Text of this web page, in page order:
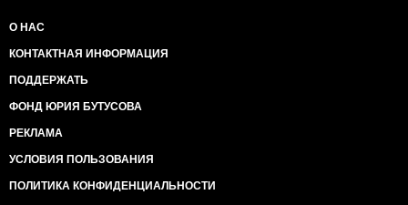
О НАС
КОНТАКТНАЯ ИНФОРМАЦИЯ
ПОДДЕРЖАТЬ
ФОНД ЮРИЯ БУТУСОВА
РЕКЛАМА
УСЛОВИЯ ПОЛЬЗОВАНИЯ
ПОЛИТИКА КОНФИДЕНЦИАЛЬНОСТИ